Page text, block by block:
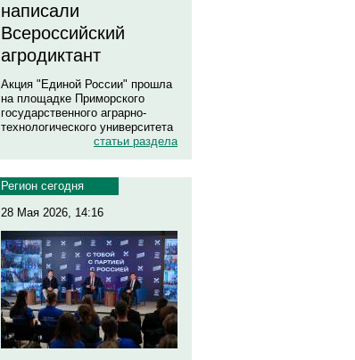
написали
Всероссийский
агродиктант
Акция "Единой России" прошла
на площадке Приморского
государственного аграрно-
технологического университета
статьи раздела
Регион сегодня
28 Мая 2026, 14:16